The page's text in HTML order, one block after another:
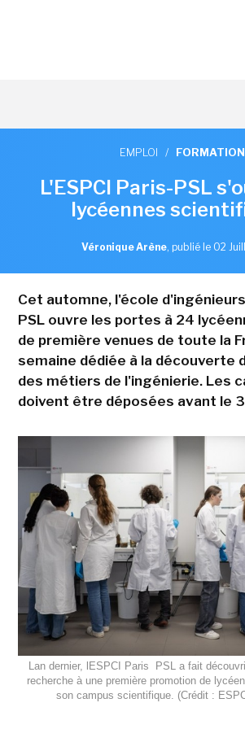
EMPLOI / FORMATION
L'ESPCI Paris-PSL
lycéennes
Véronique Arène, publié le 02
Cet automne, l'école d'ingénieurs
PSL ouvre les portes à 24
de première venues de toute la
semaine dédiée à la découverte
des métiers de l'ingénierie. Les
doivent être déposées avant le
Lan dernier, lESPCI Paris  PSL a fait
recherche à une première promotion de
son campus scientifique. (Crédit :